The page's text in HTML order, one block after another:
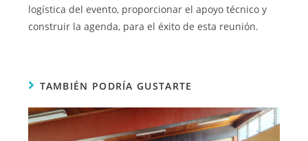
logística del evento, proporcionar el apoyo técnico y
construir la agenda, para el éxito de esta reunión.
TAMBIÉN PODRÍA GUSTARTE